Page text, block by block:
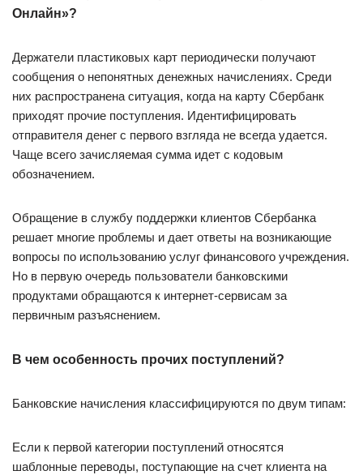
Онлайн»?
Держатели пластиковых карт периодически получают
сообщения о непонятных денежных начислениях. Среди
них распространена ситуация, когда на карту Сбербанк
приходят прочие поступления. Идентифицировать
отправителя денег с первого взгляда не всегда удается.
Чаще всего зачисляемая сумма идет с кодовым
обозначением.
Обращение в службу поддержки клиентов Сбербанка
решает многие проблемы и дает ответы на возникающие
вопросы по использованию услуг финансового учреждения.
Но в первую очередь пользователи банковскими
продуктами обращаются к интернет-сервисам за
первичным разъяснением.
В чем особенность прочих поступлений?
Банковские начисления классифицируются по двум типам:
Если к первой категории поступлений относятся
шаблонные переводы, поступающие на счет клиента на